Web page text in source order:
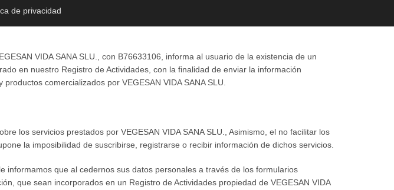
de privacidad
VIDA SANA SLU., con B76633106, informa al usuario de la existencia de un
en nuestro Registro de Actividades, con la finalidad de enviar la información
comercializados por VEGESAN VIDA SANA SLU.
los servicios prestados por VEGESAN VIDA SANA SLU., Asimismo, el no facilitar los
la imposibilidad de suscribirse, registrarse o recibir información de dichos servicios.
que al cedernos sus datos personales a través de los formularios
que sean incorporados en un Registro de Actividades propiedad de VEGESAN VIDA